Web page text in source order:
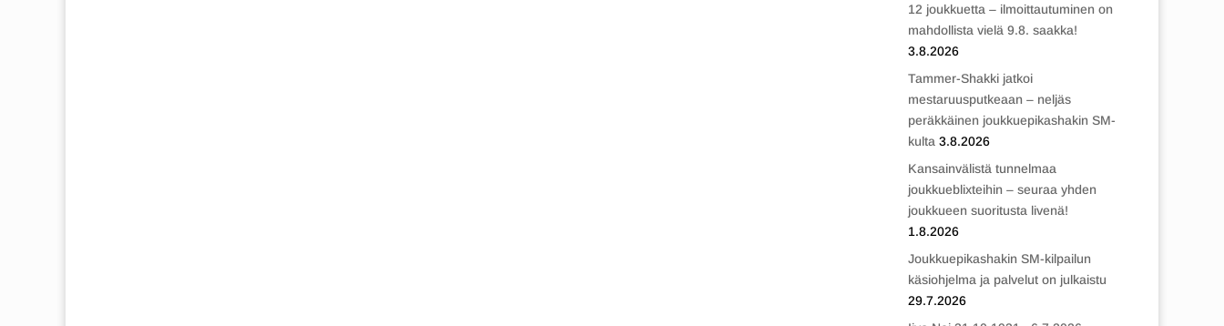
12 joukkuetta – ilmoittautuminen on
mahdollista vielä 9.8. saakka!
3.8.2026
Tammer-Shakki jatkoi
mestaruusputkeaan – neljäs
peräkkäinen joukkuepikashakin SM-
kulta 3.8.2026
Kansainvälistä tunnelmaa
joukkueblixteihin – seuraa yhden
joukkueen suoritusta livenä!
1.8.2026
Joukkuepikashakin SM-kilpailun
käsiohjelma ja palvelut on julkaistu
29.7.2026